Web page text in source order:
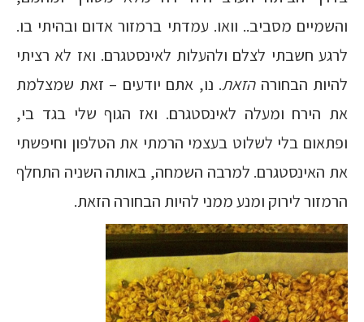
והשמיים מסביב.. וואו. עמדתי ברמזור אדום ובהיתי בו.
לרגע חשבתי לצלם ולהעלות לאינסטגרם. ואז לא רציתי
להיות הבחורההזאת. נו, אתם יודעים – זאת שמצלמת
את הירח ומעלה לאינסטגרם. ואז הגוף שלי בגד בי,
ופתאום בלי לשלוט בעצמי הרמתי את הטלפון וחיפשתי
את האינסטגרם. למרבה השמחה, באותה השניה התחלף
הרמזור לירוק ומנע ממני להיות הבחורה הזאת.